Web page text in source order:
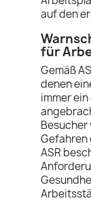
auf den
für
Gemäß
denen
immer
Besucher
Gefahren
ASR